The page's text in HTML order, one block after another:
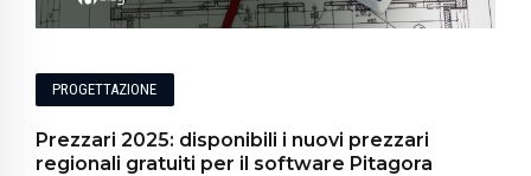
PROGETTAZIONE
Prezzari 2025: disponibili i nuovi prezzari
regionali gratuiti per il software Pitagora